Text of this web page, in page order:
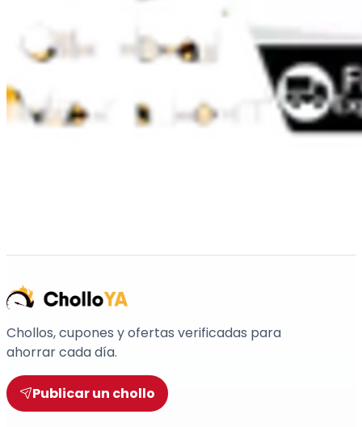
Chollos, cupones y ofertas verificadas para
ahorrar cada día.
Publicar un chollo